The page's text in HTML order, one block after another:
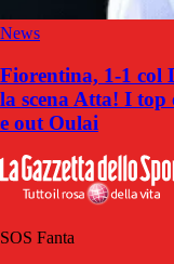
News
Fiorentina, 1-1 col
la scena Atta! I top
e out Oulai
SOS Fanta